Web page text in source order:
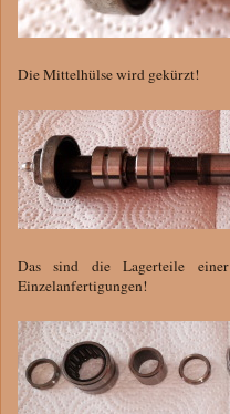
Die Mittelhülse wird gekürzt!
Das sind die Lagerteile
Einzelanfertigungen!